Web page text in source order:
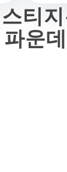
티
운